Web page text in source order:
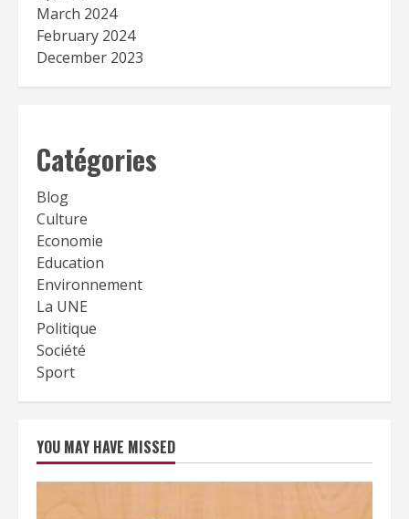
March 2024
February 2024
December 2023
Catégories
Blog
Culture
Economie
Education
Environnement
La UNE
Politique
Société
Sport
YOU MAY HAVE MISSED